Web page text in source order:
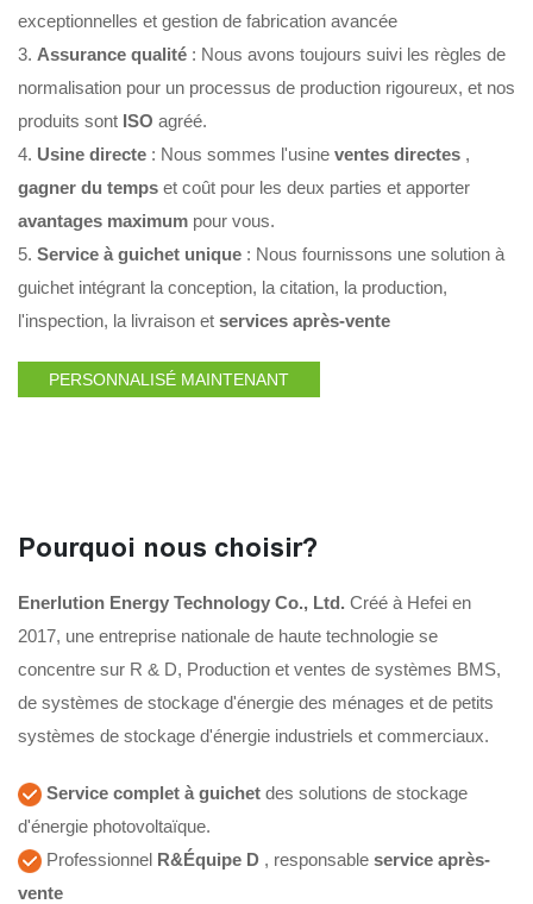
exceptionnelles et gestion de fabrication avancée
3. Assurance qualité : Nous avons toujours suivi les règles de
normalisation pour un processus de production rigoureux, et nos
produits sont ISO agréé.
4. Usine directe : Nous sommes l'usine ventes directes ,
gagner du temps et coût pour les deux parties et apporter
avantages maximum pour vous.
5. Service à guichet unique : Nous fournissons une solution à
guichet intégrant la conception, la citation, la production,
l'inspection, la livraison et services après-vente
PERSONNALISÉ MAINTENANT
Pourquoi nous choisir?
Enerlution Energy Technology Co., Ltd. Créé à Hefei en
2017, une entreprise nationale de haute technologie se
concentre sur R & D, Production et ventes de systèmes BMS,
de systèmes de stockage d'énergie des ménages et de petits
systèmes de stockage d'énergie industriels et commerciaux.
Service complet à guichet des solutions de stockage
d'énergie photovoltaïque.
Professionnel R&Équipe D , responsable service après-
vente